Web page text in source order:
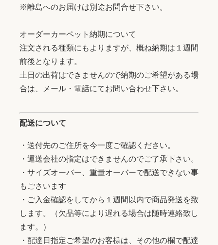
※離島へのお届けは別途お問合せ下さい。
オーダーカーペット納期について
注文される種類にもよりますが、概ね納期は１週間
前後となります。
土日の出荷はできませんので納期のご希望がある場
合は、メール・電話にてお問い合わせ下さい。
配送について
・送付先のご住所を今一度ご確認ください。
・運送会社の指定はできませんのでご了承下さい。
・サイズオーバー、重量オーバーで配送できない事
もごさいます
・ご入金確認をしてから１週間以内で商品発送を致
します。（欠品等により遅れる場合は随時連絡致し
ます。）
・配達日指定ご希望のお客様は、その他の欄で配達